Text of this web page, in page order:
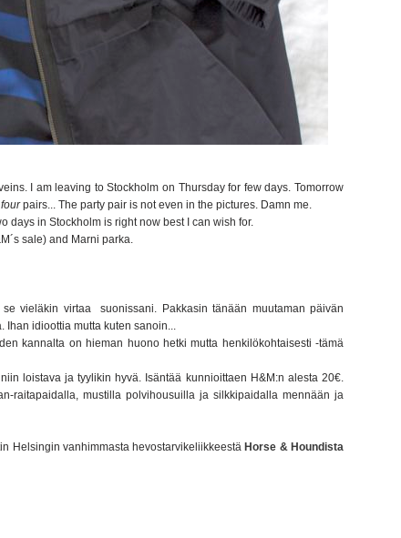
I am leaving to Stockholm on Thursday for few days. Tomorrow
fourpairs... The party pair is not even in the pictures. Damn me.
days in Stockholm is right now best I can wish for.
sale) and Marni parka.
vieläkin virtaa suonissani. Pakkasin tänään muutaman päivän
Ihan idioottia mutta kuten sanoin...
kannalta on hieman huono hetki mutta henkilökohtaisesti -tämä
loistava ja tyylikin hyvä. Isäntää kunnioittaen H&M:n alesta 20€.
raitapaidalla, mustilla polvihousuilla ja silkkipaidalla mennään ja
Helsingin vanhimmasta hevostarvikeliikkeestä Horse & Houndista